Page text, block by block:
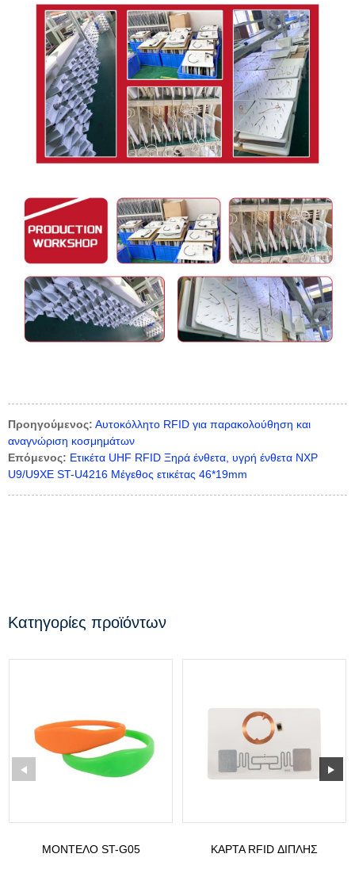
Προηγούμενος: Αυτοκόλλητο RFID για παρακολούθηση και
αναγνώριση κοσμημάτων
Επόμενος: Ετικέτα UHF RFID Ξηρά ένθετα, υγρή ένθετα NXP
U9/U9XE ST-U4216 Μέγεθος ετικέτας 46*19mm
Κατηγορίες προϊόντων
ΜΟΝΤΈΛΟ ST-G05
ΚΆΡΤΑ RFID ΔΙΠΛΉΣ